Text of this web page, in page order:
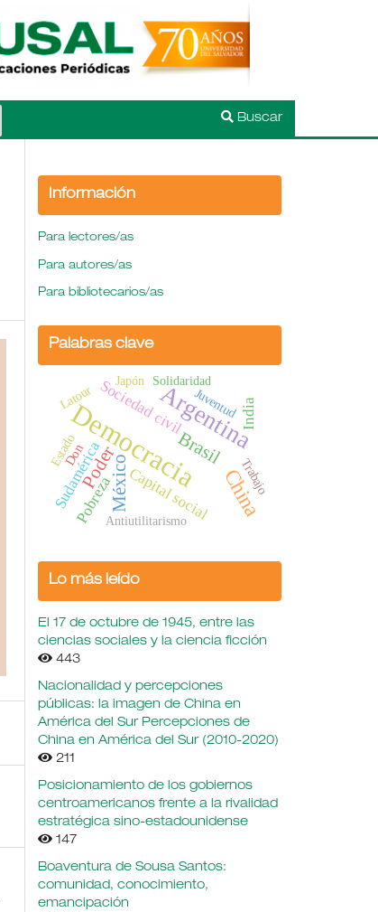
Buscar
Información
Para lectores/as
Para autores/as
Para bibliotecarios/as
Palabras clave
DemocraciaArgentina
China
México
Brasil
Poder
Pobreza Capital social
India
Sudamérica
Sociedad civil
Don
Japón Solidaridad
Antiutilitarismo
Trabajo
Latour
Estado
Juventud
Lo más leído
El 17 de octubre de 1945, entre las
ciencias sociales y la ciencia ficción
443
Nacionalidad y percepciones
públicas: la imagen de China en
América del Sur Percepciones de
China en América del Sur (2010-2020)
211
Posicionamiento de los gobiernos
centroamericanos frente a la rivalidad
estratégica sino-estadounidense
147
Boaventura de Sousa Santos:
comunidad, conocimiento,
emancipación